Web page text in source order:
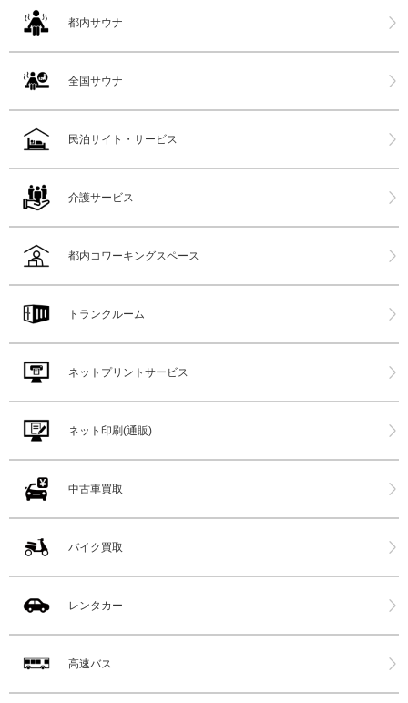
都内サウナ
全国サウナ
民泊サイト・サービス
介護サービス
都内コワーキングスペース
トランクルーム
ネットプリントサービス
ネット印刷(通販)
中古車買取
バイク買取
レンタカー
高速バス